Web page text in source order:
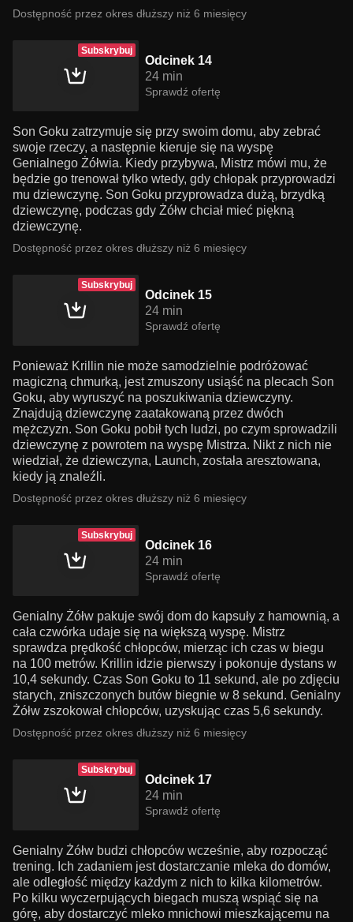
Dostępność przez okres dłuższy niż 6 miesięcy
Subskrybuj
Odcinek 14
24 min
Sprawdź ofertę
Son Goku zatrzymuje się przy swoim domu, aby zebrać
swoje rzeczy, a następnie kieruje się na wyspę
Genialnego Żółwia. Kiedy przybywa, Mistrz mówi mu, że
będzie go trenował tylko wtedy, gdy chłopak przyprowadzi
mu dziewczynę. Son Goku przyprowadza dużą, brzydką
dziewczynę, podczas gdy Żółw chciał mieć piękną
dziewczynę.
Dostępność przez okres dłuższy niż 6 miesięcy
Subskrybuj
Odcinek 15
24 min
Sprawdź ofertę
Ponieważ Krillin nie może samodzielnie podróżować
magiczną chmurką, jest zmuszony usiąść na plecach Son
Goku, aby wyruszyć na poszukiwania dziewczyny.
Znajdują dziewczynę zaatakowaną przez dwóch
mężczyzn. Son Goku pobił tych ludzi, po czym sprowadzili
dziewczynę z powrotem na wyspę Mistrza. Nikt z nich nie
wiedział, że dziewczyna, Launch, została aresztowana,
kiedy ją znaleźli.
Dostępność przez okres dłuższy niż 6 miesięcy
Subskrybuj
Odcinek 16
24 min
Sprawdź ofertę
Genialny Żółw pakuje swój dom do kapsuły z hamownią, a
cała czwórka udaje się na większą wyspę. Mistrz
sprawdza prędkość chłopców, mierząc ich czas w biegu
na 100 metrów. Krillin idzie pierwszy i pokonuje dystans w
10,4 sekundy. Czas Son Goku to 11 sekund, ale po zdjęciu
starych, zniszczonych butów biegnie w 8 sekund. Genialny
Żółw zszokował chłopców, uzyskując czas 5,6 sekundy.
Dostępność przez okres dłuższy niż 6 miesięcy
Subskrybuj
Odcinek 17
24 min
Sprawdź ofertę
Genialny Żółw budzi chłopców wcześnie, aby rozpocząć
trening. Ich zadaniem jest dostarczanie mleka do domów,
ale odległość między każdym z nich to kilka kilometrów.
Po kilku wyczerpujących biegach muszą wspiąć się na
górę, aby dostarczyć mleko mnichowi mieszkającemu na